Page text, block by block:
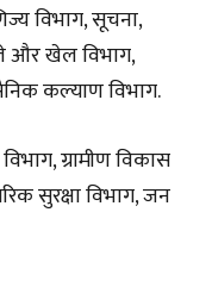
विभाग, सूचना,
और खेल विभाग,
कल्याण विभाग.
ग्रामीण विकास
सुरक्षा विभाग, जन